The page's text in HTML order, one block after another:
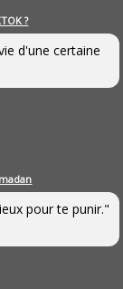
?
d'une certaine
pour te punir."